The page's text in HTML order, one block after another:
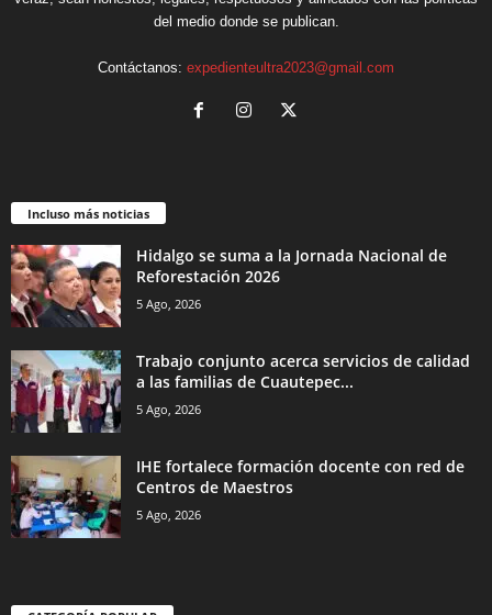
del medio donde se publican.
Contáctanos: expedienteultra2023@gmail.com
Incluso más noticias
Hidalgo se suma a la Jornada Nacional de
Reforestación 2026
5 Ago, 2026
Trabajo conjunto acerca servicios de calidad
a las familias de Cuautepec...
5 Ago, 2026
IHE fortalece formación docente con red de
Centros de Maestros
5 Ago, 2026